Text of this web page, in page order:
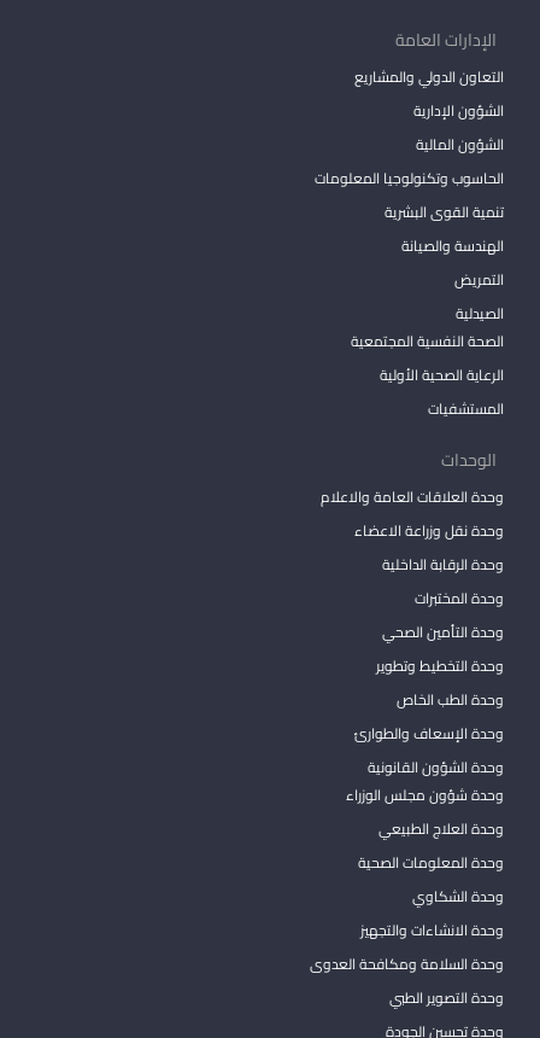
الإدارات العامة
التعاون الدولي والمشاريع
الشؤون الإدارية
الشؤون المالية
الحاسوب وتكنولوجيا المعلومات
تنمية القوى البشرية
الهندسة والصيانة
التمريض
الصيدلية
الصحة النفسية المجتمعية
الرعاية الصحية الأولية
المستشفيات
الوحدات
وحدة العلاقات العامة والاعلام
وحدة نقل وزراعة الاعضاء
وحدة الرقابة الداخلية
وحدة المختبرات
وحدة التأمين الصحي
وحدة التخطيط وتطوير
وحدة الطب الخاص
وحدة الإسعاف والطوارئ
وحدة الشؤون القانونية
وحدة شؤون مجلس الوزراء
وحدة العلاج الطبيعي
وحدة المعلومات الصحية
وحدة الشكاوي
وحدة الانشاءات والتجهيز
وحدة السلامة ومكافحة العدوى
وحدة التصوير الطبي
وحدة تحسين الجودة